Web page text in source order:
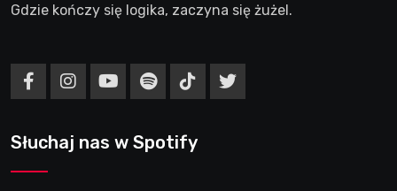
Gdzie kończy się logika, zaczyna się żużel.
Słuchaj nas w Spotify